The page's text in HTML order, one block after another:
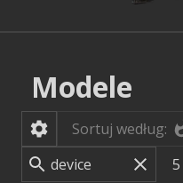
Modele
Sortuj według:
5